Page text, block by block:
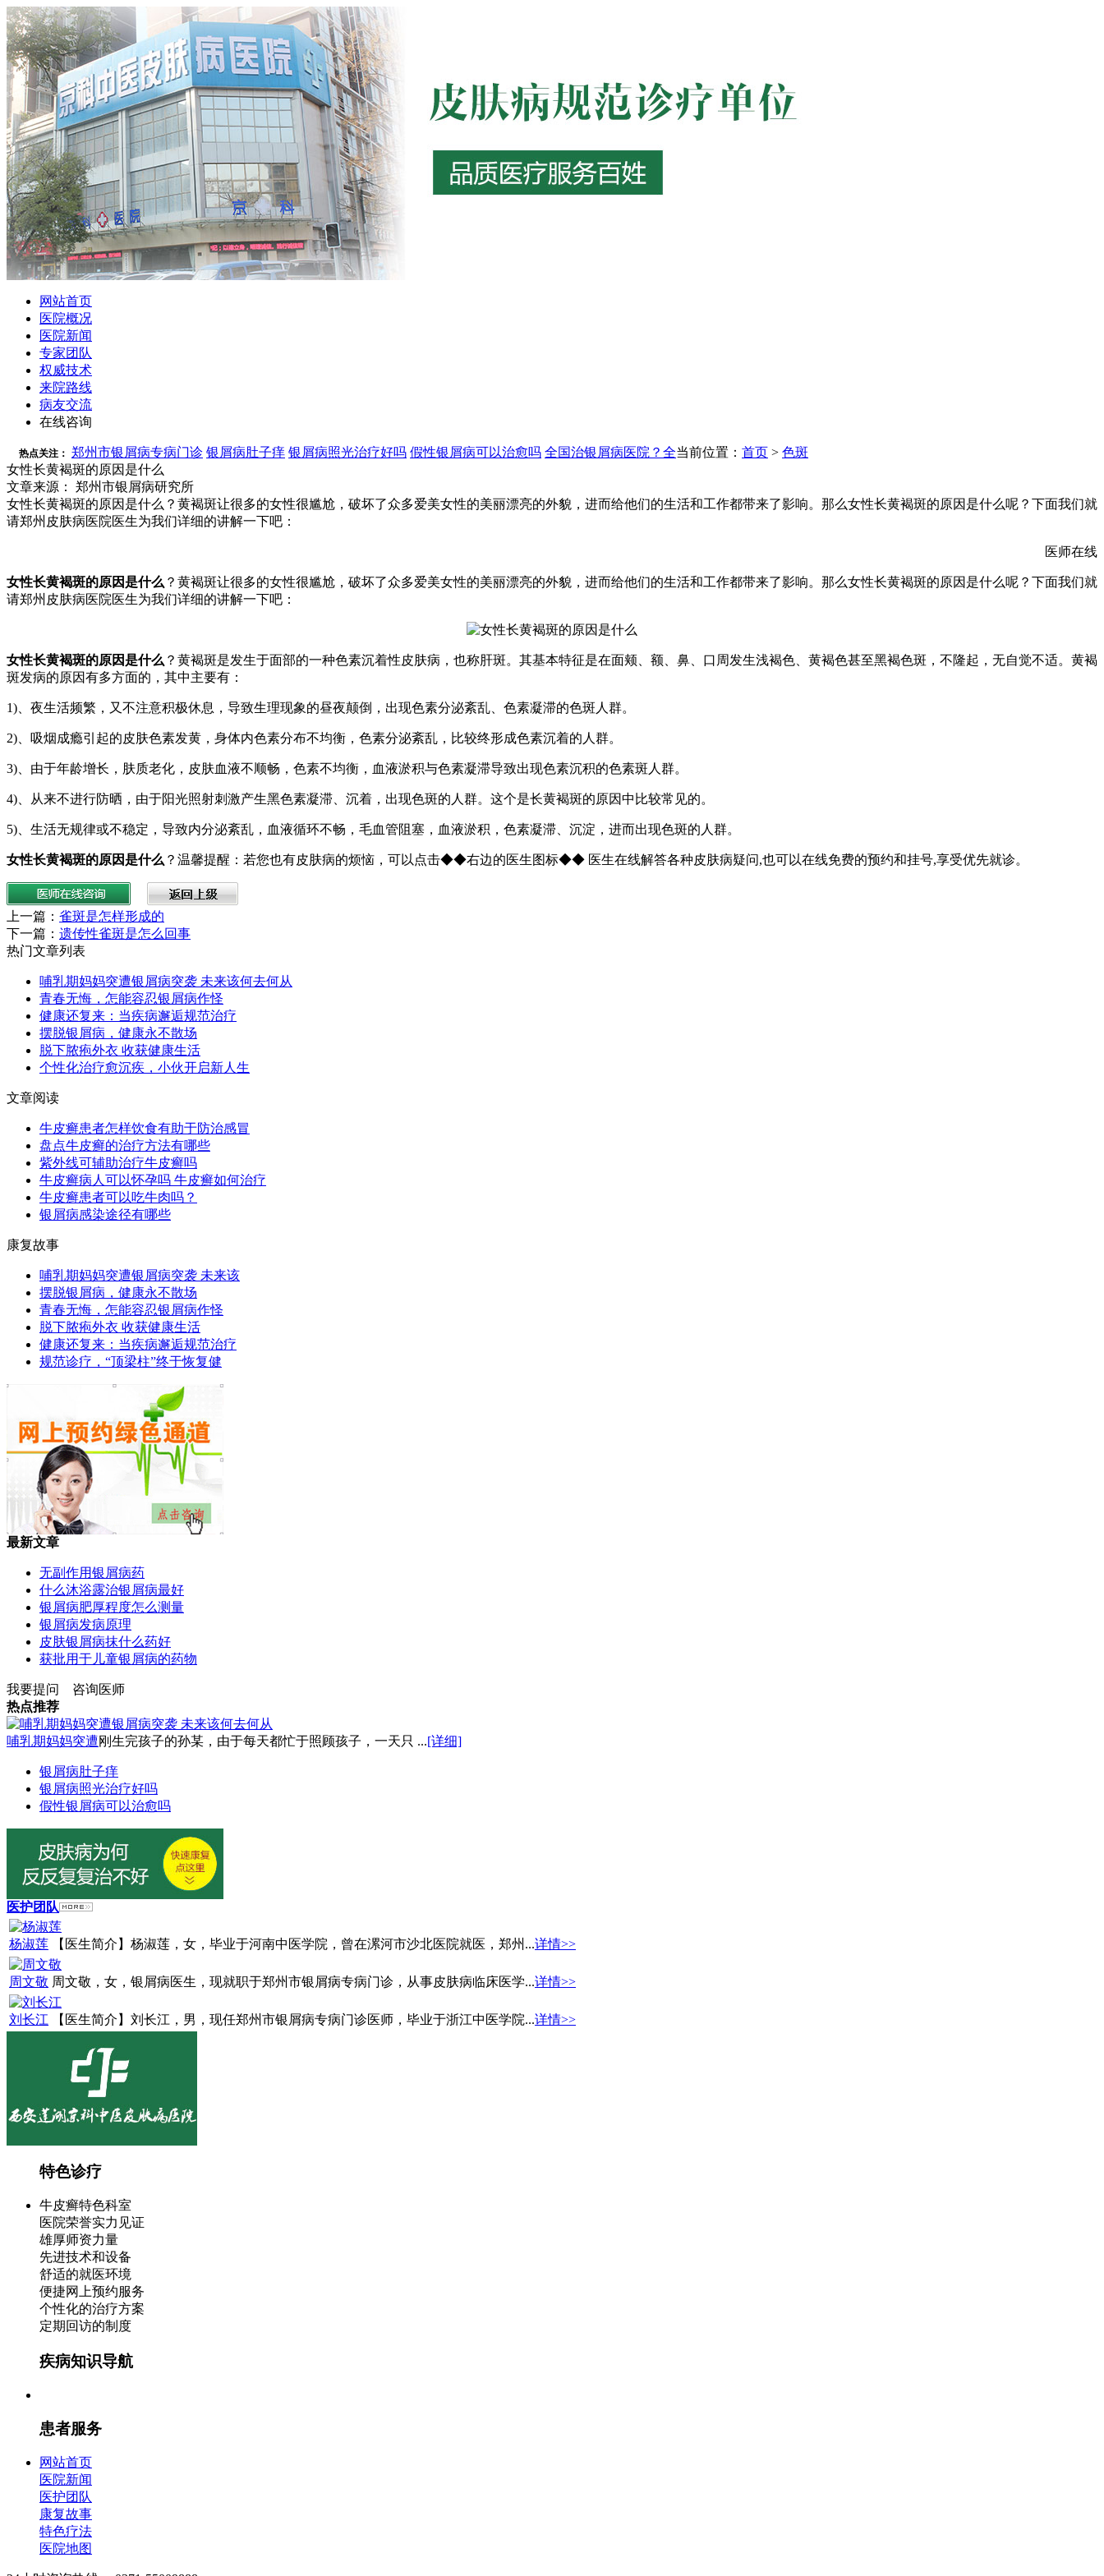
网站首页
医院概况
医院新闻
专家团队
权威技术
来院路线
病友交流
在线咨询
热点关注： 郑州市银屑病专病门诊 银屑病肚子痒 银屑病照光治疗好吗 假性银屑病可以治愈吗 全国治银屑病医院？全当前位置： 首页 > 色斑
女性长黄褐斑的原因是什么
文章来源： 郑州市银屑病研究所
女性长黄褐斑的原因是什么？黄褐斑让很多的女性很尴尬，破坏了众多爱美女性的美丽漂亮的外貌，进而给他们的生活和工作都带来了影响。那么女性长黄褐斑的原因是什么呢？下面我们就
请郑州皮肤病医院医生为我们详细的讲解一下吧：
医师在线
女性长黄褐斑的原因是什么 ？黄褐斑让很多的女性很尴尬，破坏了众多爱美女性的美丽漂亮的外貌，进而给他们的生活和工作都带来了影响。那么女性长黄褐斑的原因是什么呢？下面我们就
请郑州皮肤病医院医生为我们详细的讲解一下吧：
女性长黄褐斑的原因是什么 ？黄褐斑是发生于面部的一种色素沉着性皮肤病，也称肝斑。其基本特征是在面颊、额、鼻、口周发生浅褐色、黄褐色甚至黑褐色斑，不隆起，无自觉不适。黄褐
斑发病的原因有多方面的，其中主要有：
1)、夜生活频繁，又不注意积极休息，导致生理现象的昼夜颠倒，出现色素分泌紊乱、色素凝滞的色斑人群。
2)、吸烟成瘾引起的皮肤色素发黄，身体内色素分布不均衡，色素分泌紊乱，比较终形成色素沉着的人群。
3)、由于年龄增长，肤质老化，皮肤血液不顺畅，色素不均衡，血液淤积与色素凝滞导致出现色素沉积的色素斑人群。
4)、从来不进行防晒，由于阳光照射刺激产生黑色素凝滞、沉着，出现色斑的人群。这个是长黄褐斑的原因中比较常见的。
5)、生活无规律或不稳定，导致内分泌紊乱，血液循环不畅，毛血管阻塞，血液淤积，色素凝滞、沉淀，进而出现色斑的人群。
女性长黄褐斑的原因是什么 ？温馨提醒：若您也有皮肤病的烦恼，可以点击◆◆右边的医生图标◆◆ 医生在线解答各种皮肤病疑问,也可以在线免费的预约和挂号,享受优先就诊。
上一篇： 雀斑是怎样形成的
下一篇： 遗传性雀斑是怎么回事
热门文章列表
哺乳期妈妈突遭银屑病突袭 未来该何去何从
青春无悔，怎能容忍银屑病作怪
健康还复来：当疾病邂逅规范治疗
摆脱银屑病，健康永不散场
脱下脓疱外衣 收获健康生活
个性化治疗愈沉疾，小伙开启新人生
文章阅读
牛皮癣患者怎样饮食有助于防治感冒
盘点牛皮癣的治疗方法有哪些
紫外线可辅助治疗牛皮癣吗
牛皮癣病人可以怀孕吗 牛皮癣如何治疗
牛皮癣患者可以吃牛肉吗？
银屑病感染途径有哪些
康复故事
哺乳期妈妈突遭银屑病突袭 未来该
摆脱银屑病，健康永不散场
青春无悔，怎能容忍银屑病作怪
脱下脓疱外衣 收获健康生活
健康还复来：当疾病邂逅规范治疗
规范诊疗，“顶梁柱”终于恢复健
最新文章
无副作用银屑病药
什么沐浴露治银屑病最好
银屑病肥厚程度怎么测量
银屑病发病原理
皮肤银屑病抹什么药好
获批用于儿童银屑病的药物
我要提问
咨询医师
热点推荐
哺乳期妈妈突遭刚生完孩子的孙某，由于每天都忙于照顾孩子，一天只 ...[详细]
银屑病肚子痒
银屑病照光治疗好吗
假性银屑病可以治愈吗
医护团队
杨淑莲 【医生简介】杨淑莲，女，毕业于河南中医学院，曾在漯河市沙北医院就医，郑州...详情>>
周文敬 周文敬，女，银屑病医生，现就职于郑州市银屑病专病门诊，从事皮肤病临床医学...详情>>
刘长江 【医生简介】刘长江，男，现任郑州市银屑病专病门诊医师，毕业于浙江中医学院...详情>>
特色诊疗
牛皮癣特色科室
医院荣誉实力见证
雄厚师资力量
先进技术和设备
舒适的就医环境
便捷网上预约服务
个性化的治疗方案
定期回访的制度
疾病知识导航
患者服务
网站首页
医院新闻
医护团队
康复故事
特色疗法
医院地图